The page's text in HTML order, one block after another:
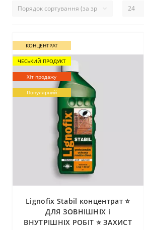
КОНЦЕНТРАТ
ЧЕСЬКИЙ ПРОДУКТ
Хіт продажу
Популярний
Lignofix Stabil концентрат ⭐
ДЛЯ ЗОВНІШНІХ і
ВНУТРІШНІХ РОБІТ ⭐ ЗАХИСТ